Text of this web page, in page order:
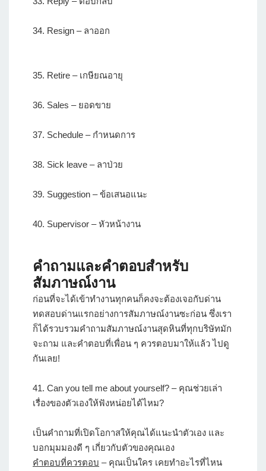
34. Resign – ลาออก
35. Retire – เกษียณอายุ
36. Sales – ยอดขาย
37. Schedule – กำหนดการ
38. Sick leave – ลาป่วย
39. Suggestion – ข้อเสนอแนะ
40. Supervisor – หัวหน้างาน
คำถามและคำตอบสำหรับ
สัมภาษณ์งาน
ก่อนที่จะได้เข้าทำงานทุกคนก็คงจะต้องเจอกับด่าน
ทดสอบด่านแรกอย่างการสัมภาษณ์งานซะก่อน ซึ่งเรา
ก็ได้รวบรวมคำถามสัมภาษณ์งานสุดหินที่ทุกบริษัทมัก
จะถาม และคำตอบที่เพื่อน ๆ ควรตอบมาให้แล้ว ไปดู
กันเลย!
41. Can you tell me about yourself? – คุณช่วยเล่า
เรื่องของตัวเองให้ฟังหน่อยได้ไหม?
เป็นคำถามที่เปิดโอกาสให้คุณได้แนะนำตัวเอง และ
บอกมุมมองดี ๆ เกี่ยวกับตัวของคุณเอง
คำตอบที่ควรตอบ – คุณเป็นใคร เคยทำอะไรที่ไหน